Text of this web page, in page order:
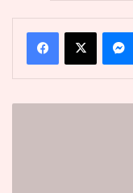
FacebookX